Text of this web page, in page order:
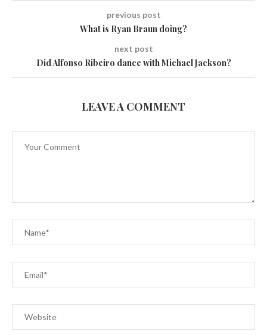
previous post
What is Ryan Braun doing?
next post
Did Alfonso Ribeiro dance with Michael Jackson?
LEAVE A COMMENT